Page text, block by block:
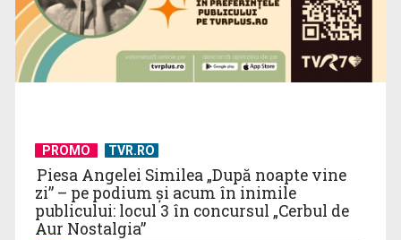
PROMO TVR.RO
Piesa Angelei Similea „După noapte vine
zi” – pe podium şi acum în inimile
publicului: locul 3 în concursul „Cerbul de
Aur Nostalgia”